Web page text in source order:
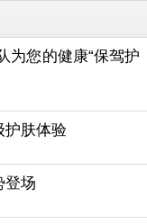
为您的健康“保驾护
护肤体验
场